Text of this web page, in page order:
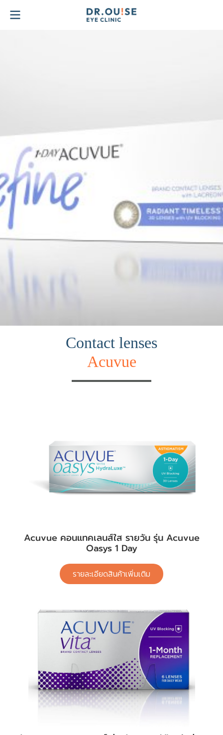
Contact lenses
Acuvue
Acuvue คอนแทคเลนส์ใส รายวัน รุ่น Acuvue
Oasys 1 Day
รายละเอียดสินค้าเพิ่มเติม